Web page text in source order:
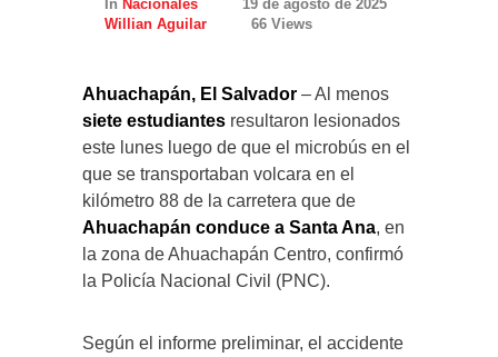
In Nacionales
19 de agosto de 2025
Willian Aguilar
66 Views
Ahuachapán, El Salvador – Al menos
siete estudiantes resultaron lesionados
este lunes luego de que el microbús en el
que se transportaban volcara en el
kilómetro 88 de la carretera que de
Ahuachapán conduce a Santa Ana, en
la zona de Ahuachapán Centro, confirmó
la Policía Nacional Civil (PNC).
Según el informe preliminar, el accidente